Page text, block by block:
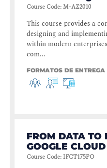
Course Code:M-AZ2010
This course provides a
designing and
within modern
com...
FORMATOS DE ENTREGA
FROM DATA TO
GOOGLE CLOUD
Course Code: IFCT175PO